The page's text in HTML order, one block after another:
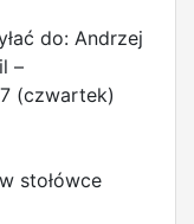
do: Andrzej
–
(czwartek)
stołówce